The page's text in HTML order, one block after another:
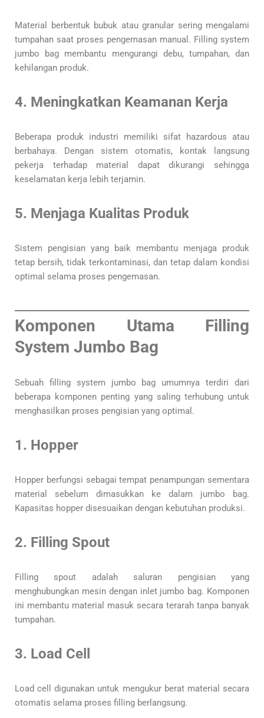
Material berbentuk bubuk atau granular sering mengalami
tumpahan saat proses pengemasan manual. Filling system
jumbo bag membantu mengurangi debu, tumpahan, dan
kehilangan produk.
4. Meningkatkan Keamanan Kerja
Beberapa produk industri memiliki sifat hazardous atau
berbahaya. Dengan sistem otomatis, kontak langsung
pekerja terhadap material dapat dikurangi sehingga
keselamatan kerja lebih terjamin.
5. Menjaga Kualitas Produk
Sistem pengisian yang baik membantu menjaga produk
tetap bersih, tidak terkontaminasi, dan tetap dalam kondisi
optimal selama proses pengemasan.
Komponen Utama Filling
System Jumbo Bag
Sebuah filling system jumbo bag umumnya terdiri dari
beberapa komponen penting yang saling terhubung untuk
menghasilkan proses pengisian yang optimal.
1. Hopper
Hopper berfungsi sebagai tempat penampungan sementara
material sebelum dimasukkan ke dalam jumbo bag.
Kapasitas hopper disesuaikan dengan kebutuhan produksi.
2. Filling Spout
Filling spout adalah saluran pengisian yang
menghubungkan mesin dengan inlet jumbo bag. Komponen
ini membantu material masuk secara terarah tanpa banyak
tumpahan.
3. Load Cell
Load cell digunakan untuk mengukur berat material secara
otomatis selama proses filling berlangsung.